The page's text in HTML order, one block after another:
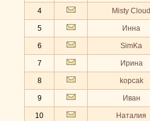
4 Misty Cloud
5 Инна
6 SimKa
7 Ирина
8 kopcak
9 Иван
10 Наталия